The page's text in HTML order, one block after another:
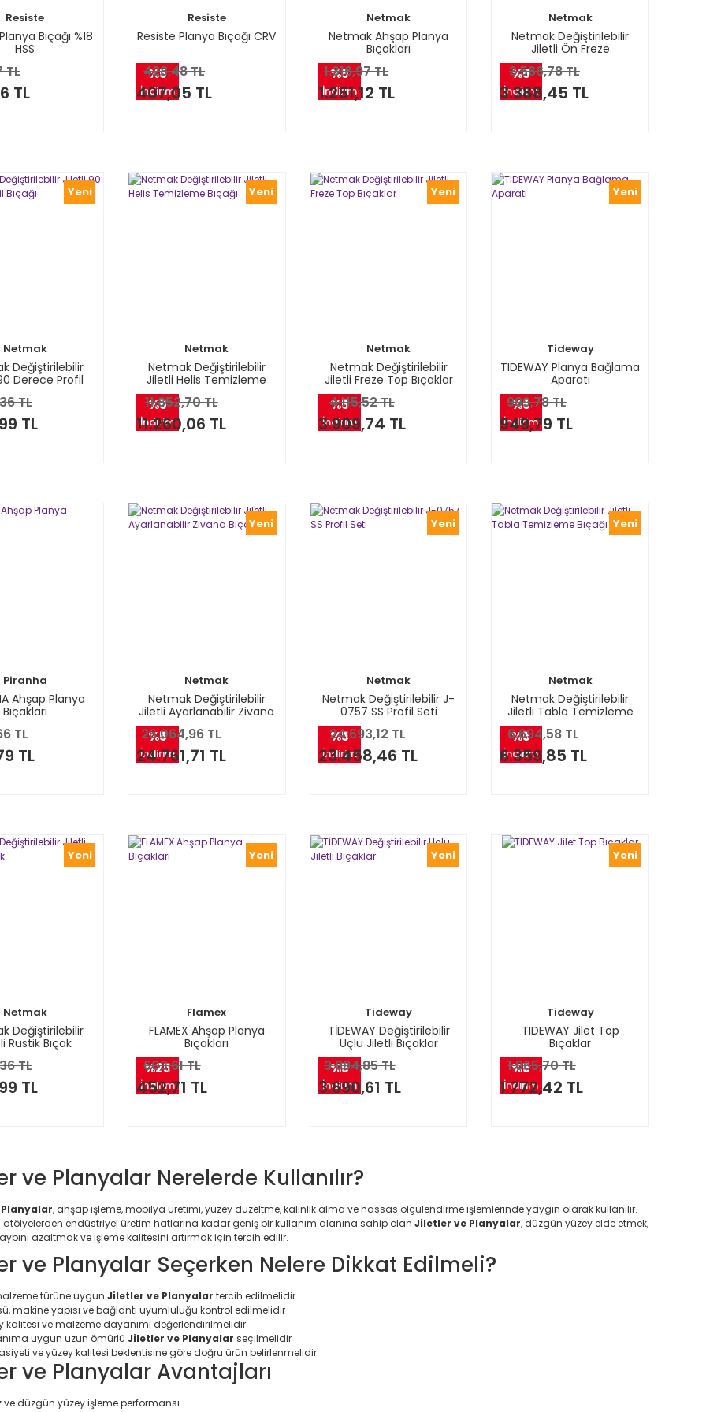
Resiste
Bıçağı %18
HSS
TL
TL
%5
İndirim
Resiste
Resiste Planya Bıçağı CRV
428,48 TL
407,05 TL
%5
İndirim
Netmak
Netmak Ahşap Planya
Bıçakları
1.316,97 TL
1.251,12 TL
%5
İndirim
Netmak
Netmak Değiştirilebilir
Jiletli Ön Freze
Temizleme Bıçağı
3.566,78 TL
3.388,45 TL
Yeni
Netmak
Değiştirilebilir
Derece Profil
TL
TL
Yeni
%5
İndirim
Netmak
Netmak Değiştirilebilir
Jiletli Helis Temizleme
11.852,70 TL
11.260,06 TL
Yeni
%5
İndirim
Netmak
Netmak Değiştirilebilir
Jiletli Freze Top Bıçaklar
4.115,52 TL
3.909,74 TL
Yeni
%5
İndirim
Tideway
TIDEWAY Planya Bağlama
Aparatı
999,78 TL
949,79 TL
Piranha
Ahşap Planya
Bıçakları
TL
TL
Yeni
%5
İndirim
Netmak
Netmak Değiştirilebilir
Jiletli Ayarlanabilir Zivana
26.064,96 TL
24.761,71 TL
Yeni
%5
İndirim
Netmak
Netmak Değiştirilebilir J-
0757 SS Profil Seti
24.693,12 TL
23.458,46 TL
Yeni
%5
İndirim
Netmak
Netmak Değiştirilebilir
Jiletli Tabla Temizleme
6.694,58 TL
6.359,85 TL
Yeni
Netmak
Değiştirilebilir
Rustik Bıçak
TL
TL
Yeni
%25
İndirim
Flamex
FLAMEX Ahşap Planya
Bıçakları
603,61 TL
452,71 TL
Yeni
%5
İndirim
Tideway
TİDEWAY Değiştirilebilir
Uçlu Jiletli Bıçaklar
3.884,85 TL
3.690,61 TL
Yeni
%5
İndirim
Tideway
TIDEWAY Jilet Top
Bıçaklar
1.865,70 TL
1.772,42 TL
ve Planyalar Nerelerde Kullanılır?
, ahşap işleme, mobilya üretimi, yüzey düzeltme, kalınlık alma ve hassas ölçülendirme işlemlerinde yaygın olarak kullanılır.
atölyelerden endüstriyel üretim hatlarına kadar geniş bir kullanım alanına sahip olan Jiletler ve Planyalar, düzgün yüzey elde etmek,
azaltmak ve işleme kalitesini artırmak için tercih edilir.
ve Planyalar Seçerken Nelere Dikkat Edilmeli?
türüne uygun Jiletler ve Planyalar tercih edilmelidir
makine yapısı ve bağlantı uyumluluğu kontrol edilmelidir
kalitesi ve malzeme dayanımı değerlendirilmelidir
uygun uzun ömürlü Jiletler ve Planyalar seçilmelidir
ve yüzey kalitesi beklentisine göre doğru ürün belirlenmelidir
ve Planyalar Avantajları
düzgün yüzey işleme performansı